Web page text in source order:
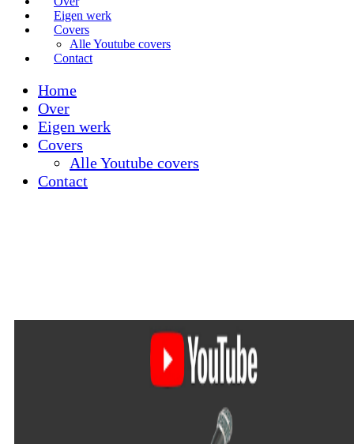
Eigen werk
Covers
Alle Youtube covers
Contact
Home
Over
Eigen werk
Covers
Alle Youtube covers
Contact